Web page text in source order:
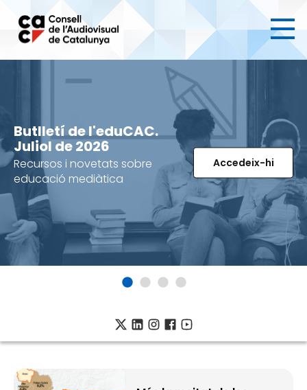
contingut
Butlletí de l'eduCAC.
Juliol de 2026
Recursos i novetats sobre
educació mediàtica
Accedeix-hi
Consell